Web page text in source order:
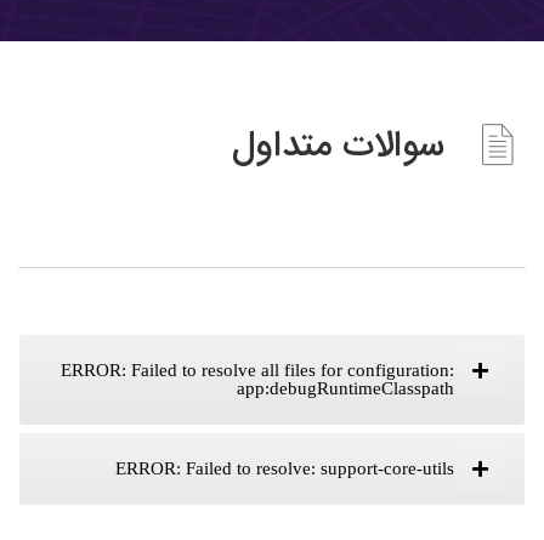
سوالات متداول
ERROR: Failed to resolve all files for configuration:
app:debugRuntimeClasspath
ERROR: Failed to resolve: support-core-utils